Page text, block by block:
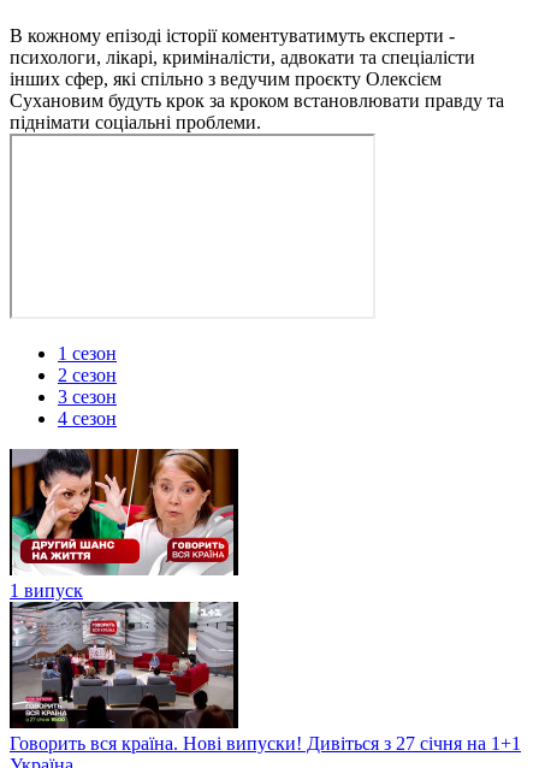
В кожному епізоді історії коментуватимуть експерти -
психологи, лікарі, криміналісти, адвокати та спеціалісти
інших сфер, які спільно з ведучим проєкту Олексієм
Сухановим будуть крок за кроком встановлювати правду та
піднімати соціальні проблеми.
1 сезон
2 сезон
3 сезон
4 сезон
1 випуск
Говорить вся країна. Нові випуски! Дивіться з 27 січня на 1+1